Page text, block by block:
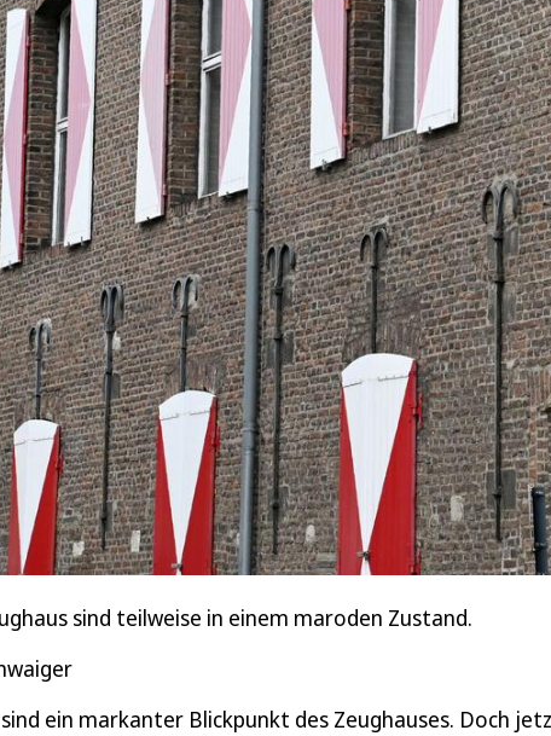
sind teilweise in einem maroden Zustand.
ein markanter Blickpunkt des Zeughauses. Doch